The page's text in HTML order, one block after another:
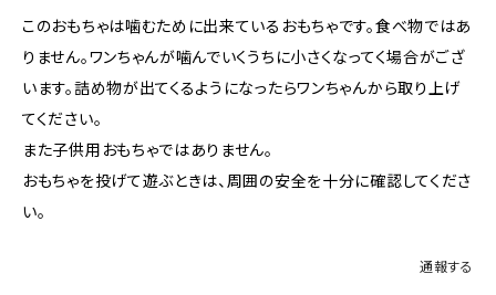
このおもちゃは噛むために出来ているおもちゃです。食べ物ではあ
りません。ワンちゃんが噛んでいくうちに小さくなってく場合がござ
います。詰め物が出てくるようになったらワンちゃんから取り上げ
てください。
また子供用おもちゃではありません。
おもちゃを投げて遊ぶときは、周囲の安全を十分に確認してくださ
い。
通報する